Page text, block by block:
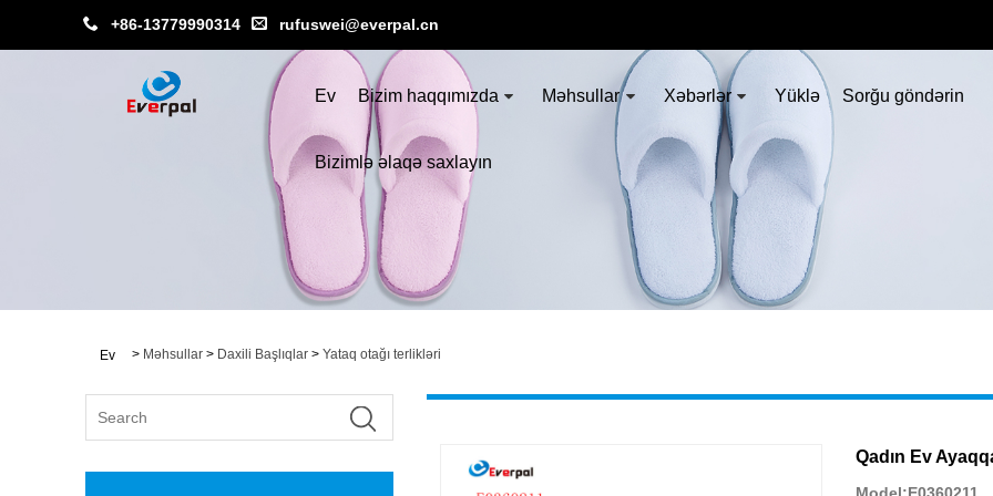
+86-13779990314 rufuswei@everpal.cn
Ev Bizim haqqımızda Məhsullar Xəbərlər Yüklə Sorğu göndərin
Bizimlə əlaqə saxlayın
Ev > Məhsullar > Daxili Başlıqlar > Yataq otağı terlikləri
Qadın Ev